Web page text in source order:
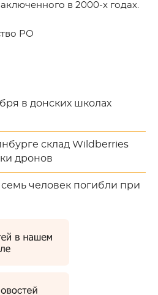
в 2000-х годах.
РО
в донских школах
склад Wildberries
дронов
семь человек погибли при